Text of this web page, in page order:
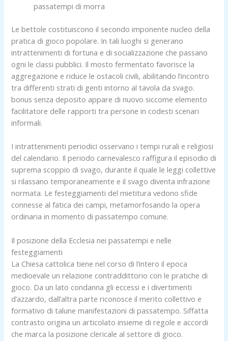
passatempi di morra
Le bettole costituiscono il secondo imponente nucleo della
pratica di gioco popolare. In tali luoghi si generano
intrattenimenti di fortuna e di socializzazione che passano
ogni le classi pubblici. Il mosto fermentato favorisce la
aggregazione e riduce le ostacoli civili, abilitando l’incontro
tra differenti strati di genti intorno al tavola da svago.
bonus senza deposito appare di nuovo siccome elemento
facilitatore delle rapporti tra persone in codesti scenari
informali.
I intrattenimenti periodici osservano i tempi rurali e religiosi
del calendario. Il periodo carnevalesco raffigura il episodio di
suprema scoppio di svago, durante il quale le leggi collettive
si rilassano temporaneamente e il svago diventa infrazione
normata. Le festeggiamenti del mietitura vedono sfide
connesse al fatica dei campi, metamorfosando la opera
ordinaria in momento di passatempo comune.
Il posizione della Ecclesia nei passatempi e nelle
festeggiamenti
La Chiesa cattolica tiene nel corso di l’intero il epoca
medioevale un relazione contraddittorio con le pratiche di
gioco. Da un lato condanna gli eccessi e i divertimenti
d’azzardo, dall’altra parte riconosce il merito collettivo e
formativo di talune manifestazioni di passatempo. Siffatta
contrasto origina un articolato insieme di regole e accordi
che marca la posizione clericale al settore di gioco.